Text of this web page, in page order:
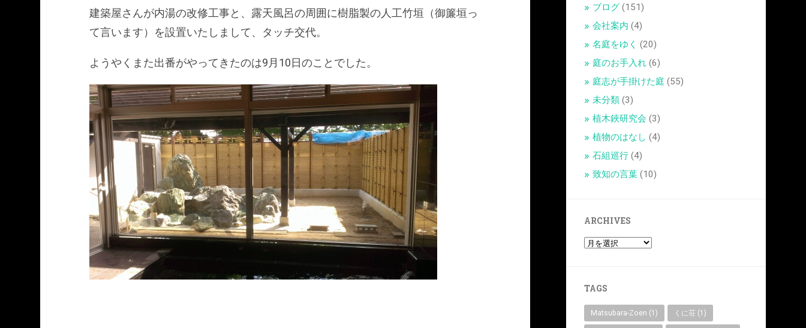
建築屋さんが内湯の改修工事と、露天風呂の周囲に樹脂製の人工竹垣（御簾垣っ
て言います）を設置いたしまして、タッチ交代。
ようやくまた出番がやってきたのは9月10日のことでした。
ブログ (151)
会社案内 (4)
名庭をゆく (20)
庭のお手入れ (6)
庭志が手掛けた庭 (55)
未分類 (3)
植木鋏研究会 (3)
植物のはなし (4)
石組巡行 (4)
致知の言葉 (10)
ARCHIVES
TAGS
Matsubara-Zoen (1) くに荘 (1)